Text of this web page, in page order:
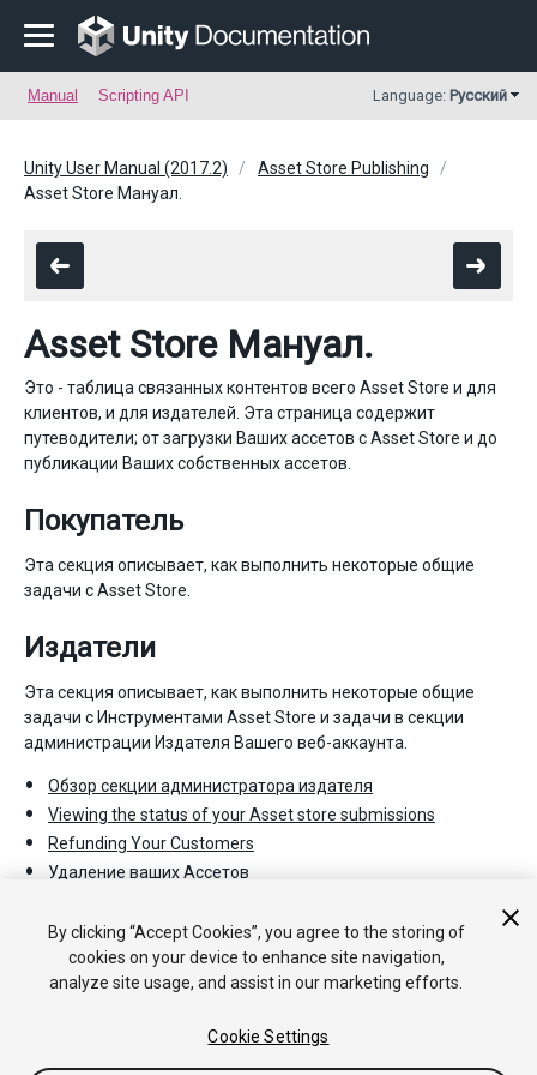
Manual Scripting API Language: Русский
Unity User Manual (2017.2)
Asset Store Publishing
Asset Store Мануал.
Asset Store Мануал.
Это - таблица связанных контентов всего Asset Store и для
клиентов, и для издателей. Эта страница содержит
путеводители; от загрузки Ваших ассетов с Asset Store и до
публикации Ваших собственных ассетов.
Покупатель
Эта секция описывает, как выполнить некоторые общие
задачи с Asset Store.
Издатели
Эта секция описывает, как выполнить некоторые общие
задачи с Инструментами Asset Store и задачи в секции
администрации Издателя Вашего веб-аккаунта.
Обзор секции администратора издателя
Viewing the status of your Asset store submissions
Refunding Your Customers
Удаление ваших Ассетов
Как продвигать ваши Ассеты.
By clicking “Accept Cookies”, you agree to the storing of
cookies on your device to enhance site navigation,
analyze site usage, and assist in our marketing efforts.
Cookie Settings